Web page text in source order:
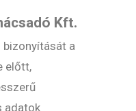
Kft.
bizonyítását a
előtt,
adatok